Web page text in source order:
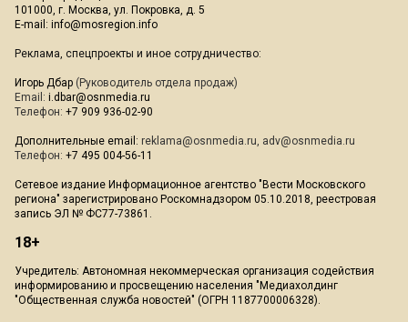
101000, г. Москва, ул. Покровка, д. 5
E-mail: info@mosregion.info
Реклама, спецпроекты и иное сотрудничество:
Игорь Дбар (Руководитель отдела продаж)
Email: i.dbar@osnmedia.ru
Телефон: +7 909 936-02-90
Дополнительные email: reklama@osnmedia.ru, adv@osnmedia.ru
Телефон: +7 495 004-56-11
Сетевое издание Информационное агентство "Вести Московского
региона" зарегистрировано Роскомнадзором 05.10.2018, реестровая
запись ЭЛ № ФС77-73861.
18+
Учредитель: Автономная некоммерческая организация содействия
информированию и просвещению населения "Медиахолдинг
"Общественная служба новостей" (ОГРН 1187700006328).